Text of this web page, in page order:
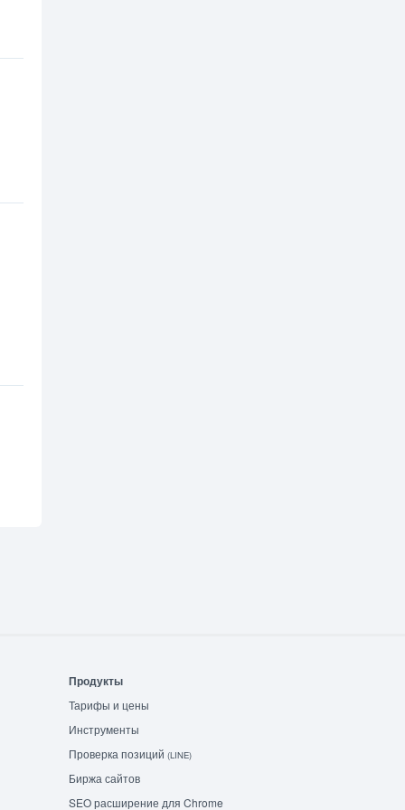
Продукты
Тарифы и цены
Инструменты
Проверка позиций (LINE)
Биржа сайтов
SEO расширение для Chrome